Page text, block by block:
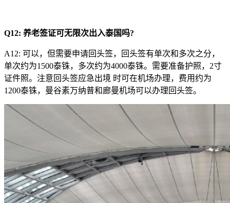
Q12: 养老签证可无限次出入泰国吗?
A12: 可以，但需要申请回头签，回头签有单次和多次之分，
单次约为1500泰铢，多次约为4000泰铢。需要准备护照，2寸
证件照。注意回头签应急出境 时可在机场办理，费用约为
1200泰铢，曼谷素万纳普和廊曼机场可以办理回头签。